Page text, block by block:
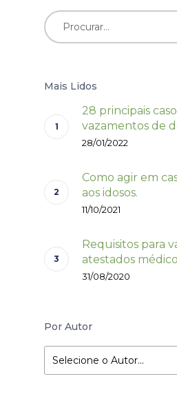
Mais Lidos
28 principais
vazamentos de
28/01/2022
Como agir em
aos idosos.
11/10/2021
Requisitos para
atestados
31/08/2020
Por Autor
Selecione o Autor…